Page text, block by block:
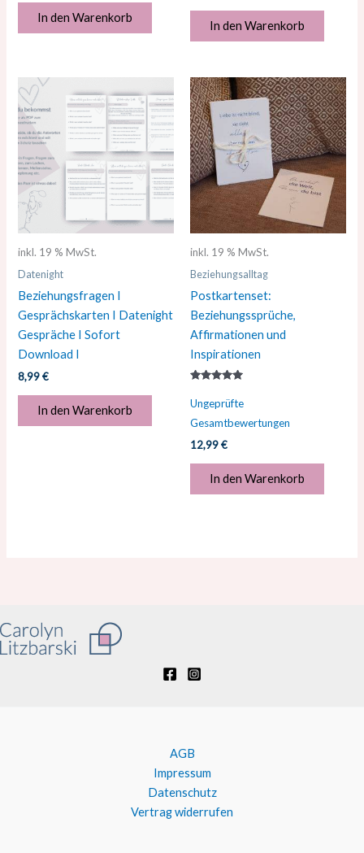
In den Warenkorb
In den Warenkorb
inkl. 19 % MwSt.
Datenight
Beziehungsfragen I
Gesprächskarten I Datenight
Gespräche I Sofort
Download I
8,99€
In den Warenkorb
inkl. 19 % MwSt.
Beziehungsalltag
Postkartenset:
Beziehungssprüche,
Affirmationen und
Inspirationen
mit
5.00
von 5
Ungeprüfte
Gesamtbewertungen
12,99€
In den Warenkorb
AGB
Impressum
Datenschutz
Vertrag widerrufen